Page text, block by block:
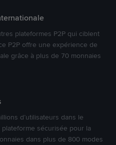
plateformes P2P qui ciblent
P2P offre une expérience de
grâce à plus de 70 monnaies
d’utilisateurs dans le
sécurisée pour la
dans plus de 800 modes